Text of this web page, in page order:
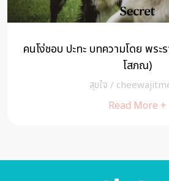
พรพล สุวรรณมาศ : ชีวิตหลังลาสิ
เพื่อคุณแม่
สุขใจ/A
Read More +